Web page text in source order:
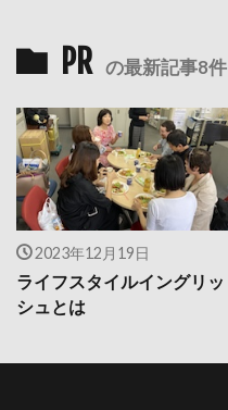
PR の最新記事8件
2023年12月19日
ライフスタイルイングリッ
シュとは